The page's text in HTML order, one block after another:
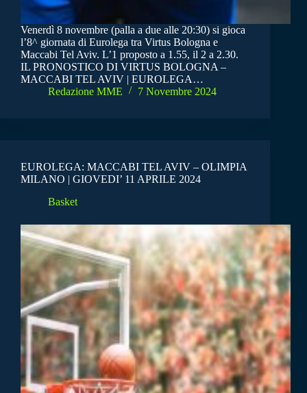
Venerdì 8 novembre (palla a due alle 20:30) si gioca
l’8^ giornata di Eurolega tra Virtus Bologna e
Maccabi Tel Aviv. L’1 proposto a 1.55, il 2 a 2.30.
IL PRONOSTICO DI VIRTUS BOLOGNA –
MACCABI TEL AVIV | EUROLEGA…
Redazione MME
7 Novembre 2024
EUROLEGA: MACCABI TEL AVIV – OLIMPIA
MILANO | GIOVEDI’ 11 APRILE 2024
Basket